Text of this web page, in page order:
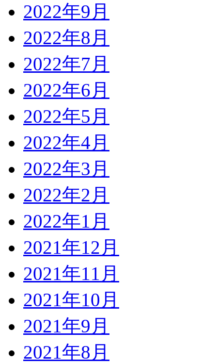
2022年9月
2022年8月
2022年7月
2022年6月
2022年5月
2022年4月
2022年3月
2022年2月
2022年1月
2021年12月
2021年11月
2021年10月
2021年9月
2021年8月